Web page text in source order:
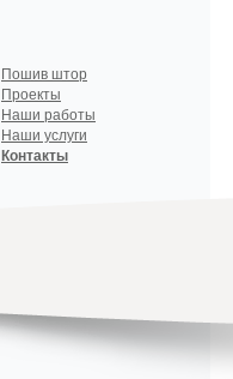
Пошив штор
Проекты
Наши работы
Наши услуги
Контакты